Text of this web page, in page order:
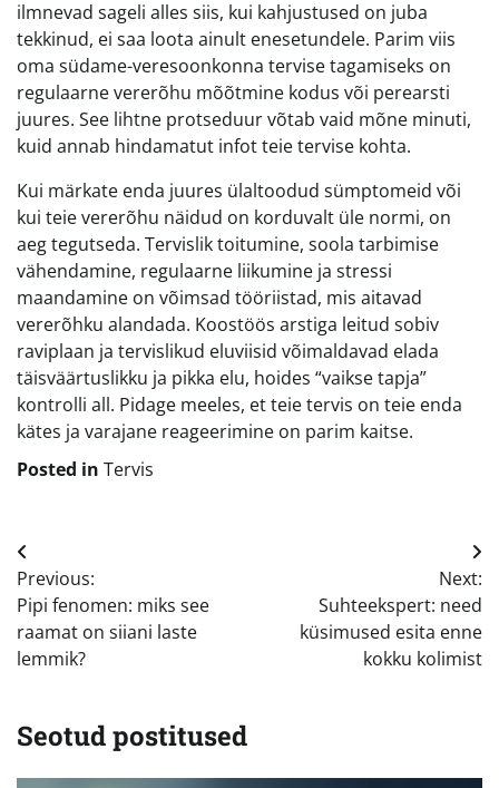
ilmnevad sageli alles siis, kui kahjustused on juba
tekkinud, ei saa loota ainult enesetundele. Parim viis
oma südame-veresoonkonna tervise tagamiseks on
regulaarne vererõhu mõõtmine kodus või perearsti
juures. See lihtne protseduur võtab vaid mõne minuti,
kuid annab hindamatut infot teie tervise kohta.
Kui märkate enda juures ülaltoodud sümptomeid või
kui teie vererõhu näidud on korduvalt üle normi, on
aeg tegutseda. Tervislik toitumine, soola tarbimise
vähendamine, regulaarne liikumine ja stressi
maandamine on võimsad tööriistad, mis aitavad
vererõhku alandada. Koostöös arstiga leitud sobiv
raviplaan ja tervislikud eluviisid võimaldavad elada
täisväärtuslikku ja pikka elu, hoides “vaikse tapja”
kontrolli all. Pidage meeles, et teie tervis on teie enda
kätes ja varajane reageerimine on parim kaitse.
Posted in Tervis
Navigeerimine
Previous:
Pipi fenomen: miks see
raamat on siiani laste
lemmik?
Next:
Suhteekspert: need
küsimused esita enne
kokku kolimist
Seotud postitused